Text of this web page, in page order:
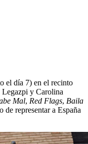
el día 7) en el recinto
Legazpi y Carolina
Mal, Red Flags, Baila
de representar a España